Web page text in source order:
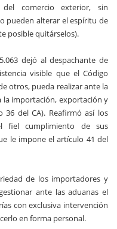
comercio exterior, sin
pueden alterar el espíritu de
posible quitárselos).
dejó al despachante de
visible que el Código
otros, pueda realizar ante la
la importación, exportación y
36 del CA). Reafirmó así los
fiel cumplimiento de sus
le impone el artículo 41 del
de los importadores y
ante las aduanas el
con exclusiva intervención
en forma personal.